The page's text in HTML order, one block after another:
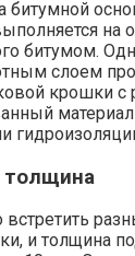
битумной
на
битумом.
слоем
крошки с
толщина
и толщина